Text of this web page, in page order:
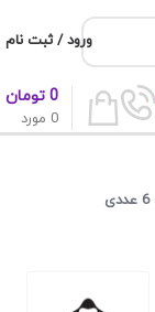
ورود / ثبت نام
0 مورد
0 تومان